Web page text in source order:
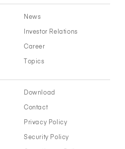
News
Investor Relations
Career
Topics
Download
Contact
Privacy Policy
Security Policy